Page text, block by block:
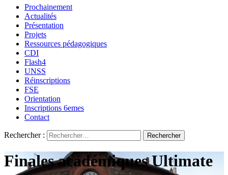
Prochainement
Actualités
Présentation
Projets
Ressources pédagogiques
CDI
Flash4
UNSS
Réinscriptions
FSE
Orientation
Inscriptions 6emes
Contact
Rechercher :
Finales académiques Ultimate